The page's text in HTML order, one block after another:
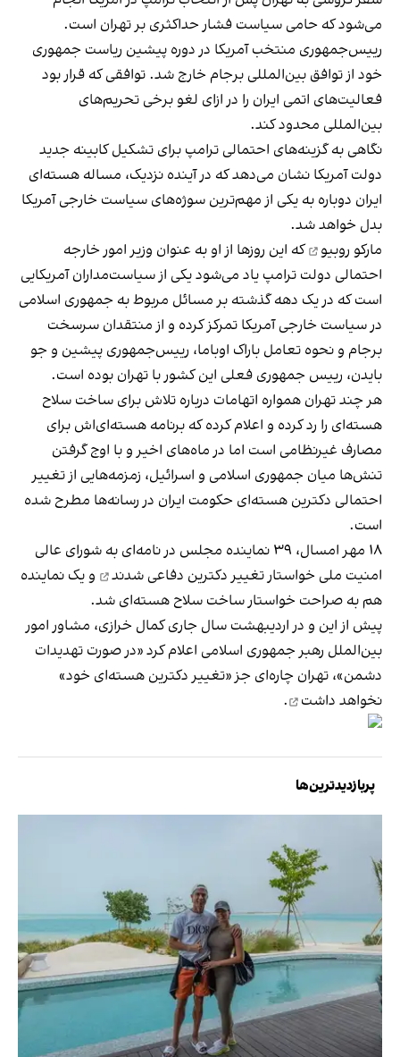
می‌شود که حامی سیاست فشار حداکثری بر تهران است.
رییس‌جمهوری منتخب آمریکا در دوره پیشین ریاست جمهوری
خود از توافق بین‌المللی برجام خارج شد. توافقی که قرار بود
فعالیت‌های اتمی ایران را در ازای لغو برخی تحریم‌های
بین‌المللی محدود کند.
نگاهی به گزینه‌های احتمالی ترامپ برای تشکیل کابینه جدید
دولت آمریکا نشان می‌دهد که در آینده نزدیک، مساله هسته‌ای
ایران دوباره به یکی از مهم‌ترین سوژه‌های سیاست خارجی آمریکا
بدل خواهد شد.
مارکو روبیو
که این روزها از او به عنوان وزیر امور خارجه
احتمالی دولت ترامپ یاد می‌شود یکی از سیاست‌مداران آمریکایی
است که در یک‌ دهه گذشته بر مسائل مربوط به جمهوری اسلامی
در سیاست خارجی آمریکا تمرکز کرده و از منتقدان سرسخت
برجام و نحوه تعامل باراک اوباما، رییس‌جمهوری پیشین و جو
بایدن، رییس جمهوری فعلی این کشور با تهران بوده است.
هر چند تهران همواره اتهامات درباره تلاش برای ساخت سلاح
هسته‌ای را رد کرده و اعلام کرده که برنامه هسته‌ای‌اش برای
مصارف غیرنظامی است اما در ماه‌های اخیر و با اوج گرفتن
تنش‌ها میان جمهوری اسلامی و اسرائیل، زمزمه‌هایی از تغییر
احتمالی دکترین هسته‌ای حکومت ایران در رسانه‌ها مطرح شده
است.
۱۸ مهر امسال، ۳۹ نماینده مجلس در نامه‌ای به شورای عالی
امنیت ملی خواستار تغییر دکترین دفاعی شدند
و یک نماینده
هم به صراحت خواستار ساخت سلاح هسته‌ای شد.
پیش از این و در اردیبهشت سال جاری کمال خرازی، مشاور امور
بین‌الملل رهبر جمهوری اسلامی اعلام کرد «در صورت تهدیدات
دشمن»، تهران چاره‌ای جز «تغییر دکترین هسته‌ای خود»
نخواهد داشت
.
پربازدیدترین‌ها